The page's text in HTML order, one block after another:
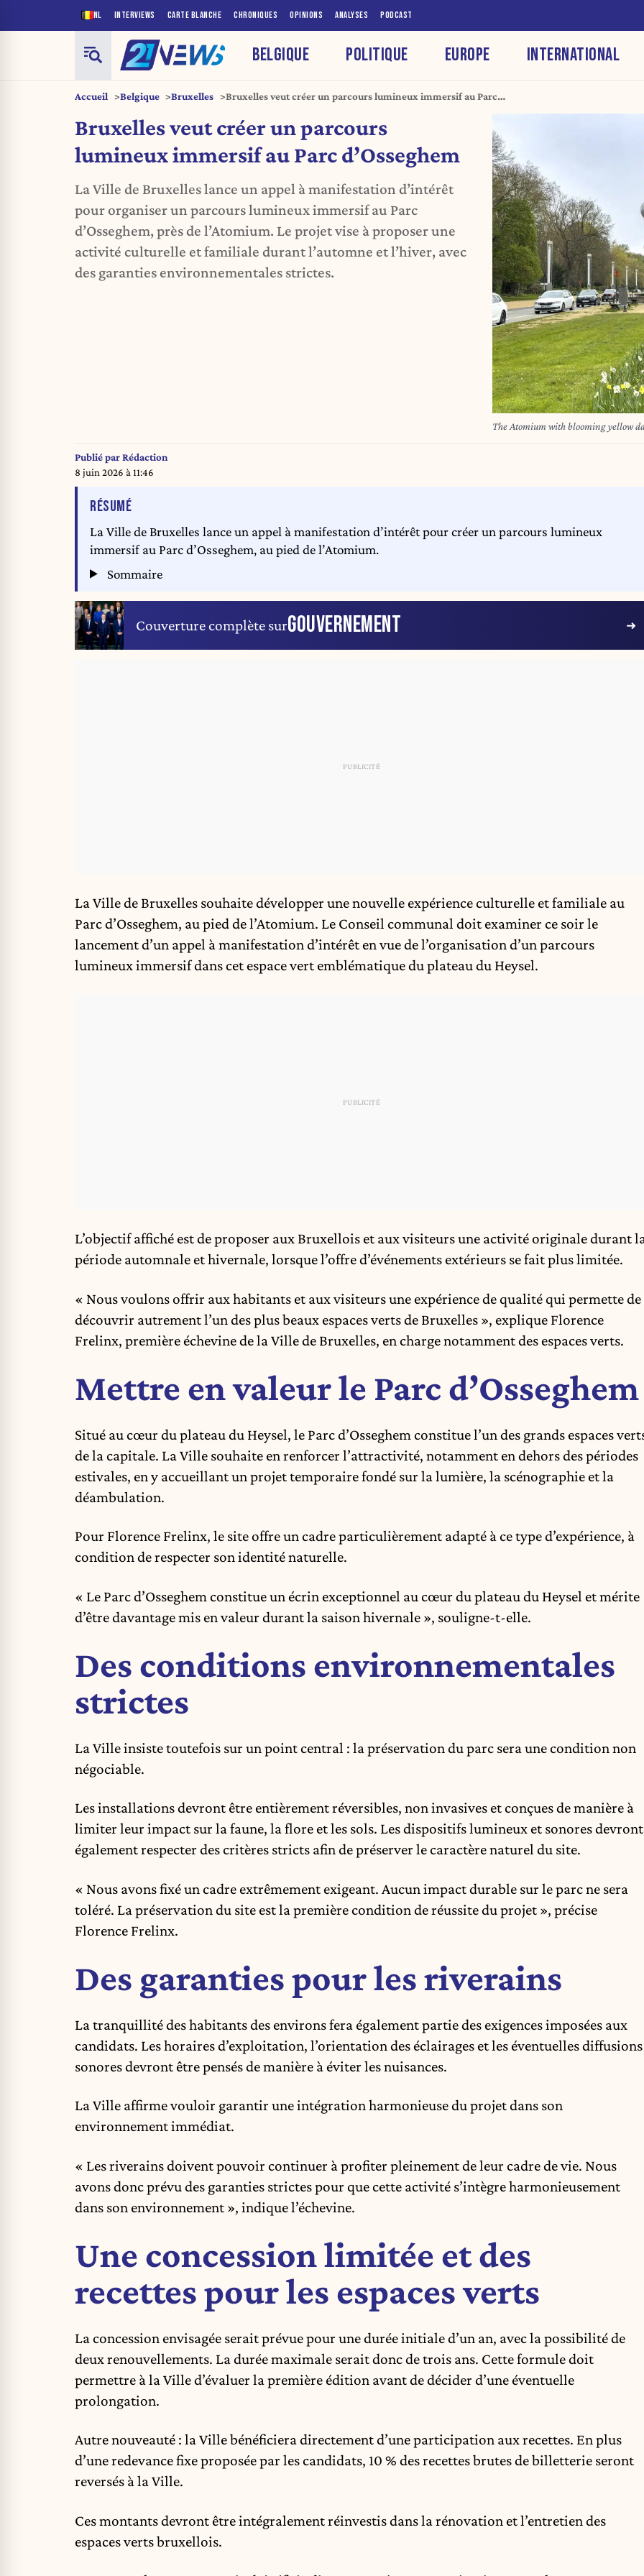
NL INTERVIEWS CARTE BLANCHE CHRONIQUES OPINIONS ANALYSES PODCAST
BELGIQUE POLITIQUE EUROPE INTERNATIONAL
Accueil Belgique Bruxelles
Bruxelles veut créer un parcours lumineux immersif au Parc
Bruxelles veut créer un parcours
lumineux immersif au Parc d’Osseghem
La Ville de Bruxelles lance un appel à manifestation d’intérêt
pour organiser un parcours lumineux immersif au Parc
d’Osseghem, près de l’Atomium. Le projet vise à proposer une
activité culturelle et familiale durant l’automne et l’hiver, avec
des garanties environnementales strictes.
The Atomium with blooming yellow
Publié parRédaction
8 juin 2026 à 11:46
RÉSUMÉDE L'ARTICLE
La Ville de Bruxelles lance un appel à manifestation d’intérêt pour créer un parcours lumineux
immersif au Parc d’Osseghem, au pied de l’Atomium.
Sommaire
Couverture complète surGOUVERNEMENT
La Ville de Bruxelles souhaite développer une nouvelle expérience culturelle et familiale au
Parc d’Osseghem, au pied de l’Atomium. Le Conseil communal doit examiner ce soir le
lancement d’un appel à manifestation d’intérêt en vue de l’organisation d’un parcours
lumineux immersif dans cet espace vert emblématique du plateau du Heysel.
L’objectif affiché est de proposer aux Bruxellois et aux visiteurs une activité originale durant
période automnale et hivernale, lorsque l’offre d’événements extérieurs se fait plus limitée.
« Nous voulons offrir aux habitants et aux visiteurs une expérience de qualité qui permette de
découvrir autrement l’un des plus beaux espaces verts de Bruxelles », explique Florence
Frelinx, première échevine de la Ville de Bruxelles, en charge notamment des espaces verts.
Mettre en valeur le Parc d’Osseghem
Situé au cœur du plateau du Heysel, le Parc d’Osseghem constitue l’un des grands espaces
de la capitale. La Ville souhaite en renforcer l’attractivité, notamment en dehors des périodes
estivales, en y accueillant un projet temporaire fondé sur la lumière, la scénographie et la
déambulation.
Pour Florence Frelinx, le site offre un cadre particulièrement adapté à ce type d’expérience, à
condition de respecter son identité naturelle.
« Le Parc d’Osseghem constitue un écrin exceptionnel au cœur du plateau du Heysel et mérite
d’être davantage mis en valeur durant la saison hivernale », souligne-t-elle.
Des conditions environnementales
strictes
La Ville insiste toutefois sur un point central : la préservation du parc sera une condition non
négociable.
Les installations devront être entièrement réversibles, non invasives et conçues de manière à
limiter leur impact sur la faune, la flore et les sols. Les dispositifs lumineux et sonores devront
également respecter des critères stricts afin de préserver le caractère naturel du site.
« Nous avons fixé un cadre extrêmement exigeant. Aucun impact durable sur le parc ne sera
toléré. La préservation du site est la première condition de réussite du projet », précise
Florence Frelinx.
Des garanties pour les riverains
La tranquillité des habitants des environs fera également partie des exigences imposées aux
candidats. Les horaires d’exploitation, l’orientation des éclairages et les éventuelles diffusions
sonores devront être pensés de manière à éviter les nuisances.
La Ville affirme vouloir garantir une intégration harmonieuse du projet dans son
environnement immédiat.
« Les riverains doivent pouvoir continuer à profiter pleinement de leur cadre de vie. Nous
avons donc prévu des garanties strictes pour que cette activité s’intègre harmonieusement
dans son environnement », indique l’échevine.
Une concession limitée et des
recettes pour les espaces verts
La concession envisagée serait prévue pour une durée initiale d’un an, avec la possibilité de
deux renouvellements. La durée maximale serait donc de trois ans. Cette formule doit
permettre à la Ville d’évaluer la première édition avant de décider d’une éventuelle
prolongation.
Autre nouveauté : la Ville bénéficiera directement d’une participation aux recettes. En plus
d’une redevance fixe proposée par les candidats, 10 % des recettes brutes de billetterie seront
reversés à la Ville.
Ces montants devront être intégralement réinvestis dans la rénovation et l’entretien des
espaces verts bruxellois.